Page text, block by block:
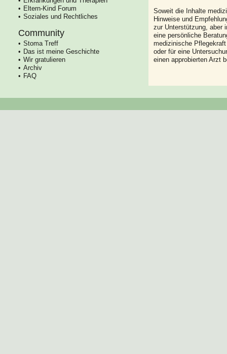
Eltern-Kind Forum
Soziales und Rechtliches
Community
Stoma Treff
Das ist meine Geschichte
Wir gratulieren
Archiv
FAQ
Soweit die Inhalte
Hinweise und
zur Unterstützung, aber
eine persönliche
medizinische
oder für eine
einen approbierten Arzt